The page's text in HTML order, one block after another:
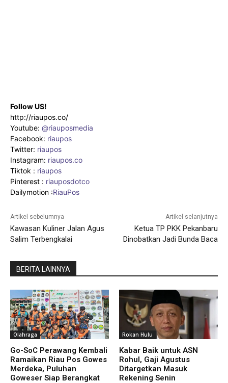
Follow US!
http://riaupos.co/
Youtube: @riauposmedia
Facebook: riaupos
Twitter: riaupos
Instagram: riaupos.co
Tiktok : riaupos
Pinterest : riauposdotco
Dailymotion :RiauPos
Artikel sebelumnya
Kawasan Kuliner Jalan Agus
Salim Terbengkalai
Artikel selanjutnya
Ketua TP PKK Pekanbaru
Dinobatkan Jadi Bunda Baca
BERITA LAINNYA
Olahraga
Go-SoC Perawang Kembali
Ramaikan Riau Pos Gowes
Merdeka, Puluhan
Goweser Siap Berangkat
Rokan Hulu
Kabar Baik untuk ASN
Rohul, Gaji Agustus
Ditargetkan Masuk
Rekening Senin